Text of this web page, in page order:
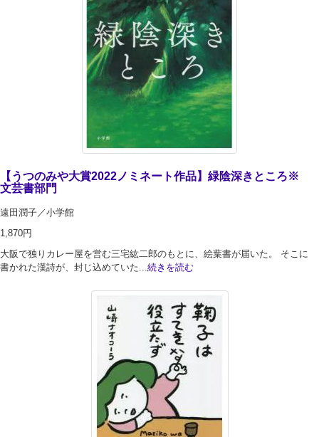
【うつのみや大賞2022ノミネート作品】緑陰深きところ※
文芸書部門
遠田潤子／小学館
1,870円
大阪で独りカレー屋を営む三宅紘二郎のもとに、絵葉書が届いた。 そこに
書かれた漢詩が、封じ込めていた... 続きを読む